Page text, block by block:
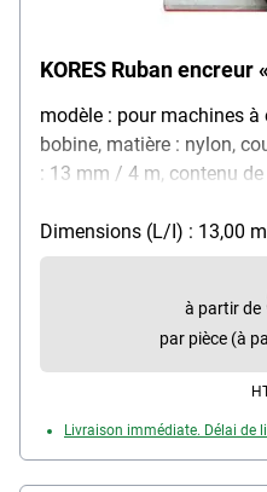
KORES Ruban encreur
modèle : pour machines à
bobine, matière : nylon,
: 13 mm / 4 m, contenu
Dimensions (L/I) : 13,00
à partir de
par pièce (à
Livraison immédiate. Délai de